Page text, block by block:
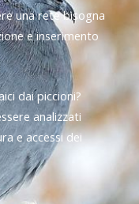
una rete bisogna
e inserimento
dai piccioni?
analizzati
e accessi dei